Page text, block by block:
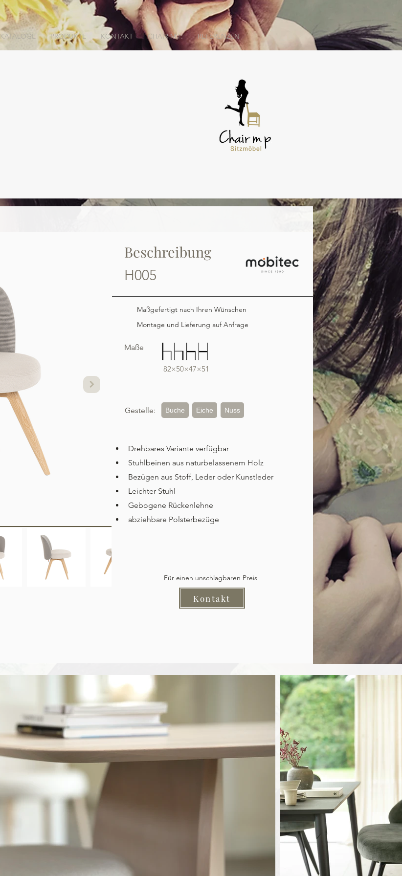
KATALOGE PRODUKTE KONTAKT CHAIR M.P. REFERENZEN
Beschreibung
H005
Maßgefertigt nach Ihren Wünschen
Montage und Lieferung auf Anfrage
Maße
82×50×47×51
Gestelle: Buche Eiche Nuss
Drehbares Variante verfügbar
Stuhlbeinen aus naturbelassenem Holz
Bezügen aus Stoff, Leder oder Kunstleder
Leichter Stuhl
Gebogene Rückenlehne
abziehbare Polsterbezüge
Für einen unschlagbaren Preis
Kontakt